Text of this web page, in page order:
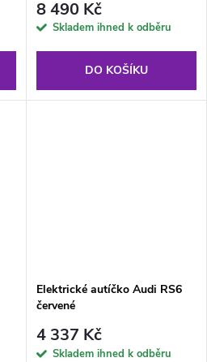
8 490 Kč
Skladem ihned k odběru
DO KOŠÍKU
Elektrické autíčko Audi RS6
červené
4 337 Kč
Skladem ihned k odběru